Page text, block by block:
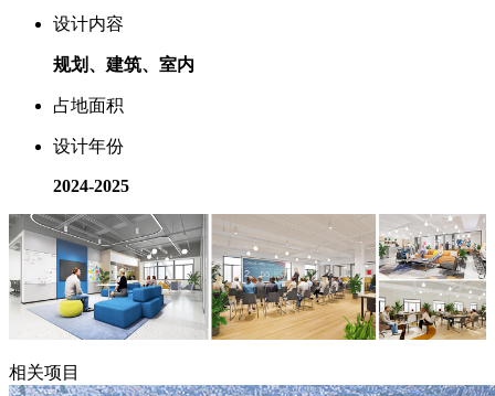
设计内容
规划、建筑、室内
占地面积
设计年份
2024-2025
相关项目